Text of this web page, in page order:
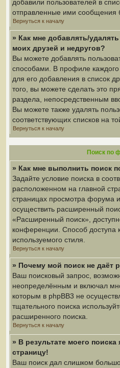
добавили пользователей в
отправленные ими сообщения
Вернуться к началу
» Как мне добавлять/
моих друзей и недругов?
Вы можете добавлять
способами. В профиле каждого
для его добавления в список
того, вы можете сделать это
раздела, непосредственным
Вы можете также удалять
соответствующих списков на
Вернуться к началу
Поиск по
» Как мне выполнить поиск
Задайте условие поиска в
расположенном на главной
страницах просмотра форума
осуществить расширенный
«Расширенный поиск»,
конференции. Способ доступа
используемого стиля.
Вернуться к началу
» Почему мой поиск не даёт
Ваш поисковый запрос,
неопределённым и включал
которым в phpBB3 не
тщательного поиска
расширенного поиска.
Вернуться к началу
» В результате моего
страницу!
Ваш поиск дал слишком